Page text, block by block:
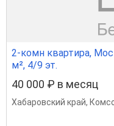
2-комн квартира,
м², 4/9 эт.
40 000 ₽ в месяц
Хабаровский край,